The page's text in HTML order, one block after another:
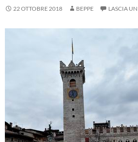
22 OTTOBRE 2018 BEPPE LASCIA